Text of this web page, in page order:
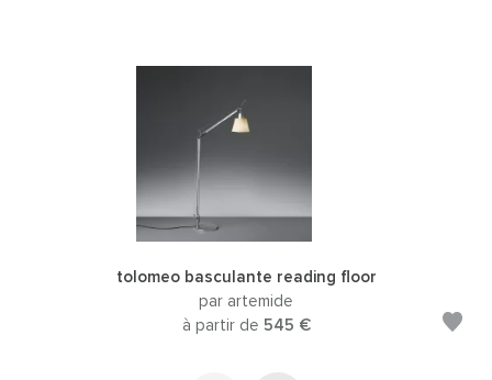
tolomeo basculante reading floor
par artemide
à partir de 545 €